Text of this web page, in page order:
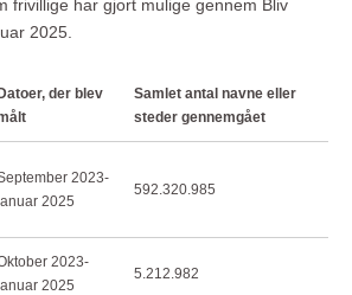
frivillige har gjort mulige gennem Bliv
2025.
der blev
Samlet antal navne eller
steder gennemgået
2023-
2025
592.320.985
2023-
2025
5.212.982